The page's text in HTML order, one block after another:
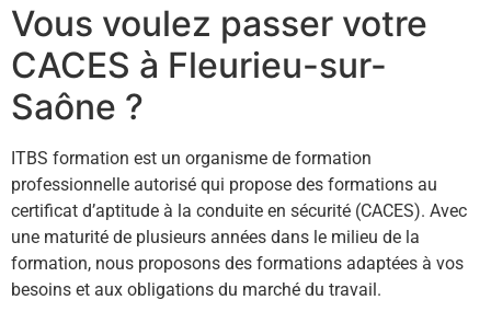
Vous voulez passer votre
CACES à Fleurieu-sur-
Saône ?
ITBS formation est un organisme de formation
professionnelle autorisé qui propose des formations au
certificat d’aptitude à la conduite en sécurité (CACES). Avec
une maturité de plusieurs années dans le milieu de la
formation, nous proposons des formations adaptées à vos
besoins et aux obligations du marché du travail.